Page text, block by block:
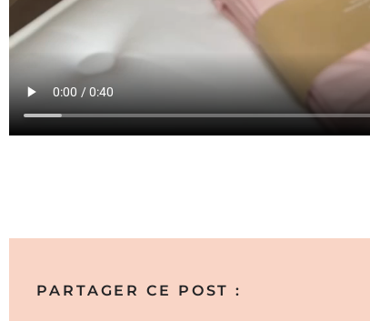
PARTAGER CE POST :